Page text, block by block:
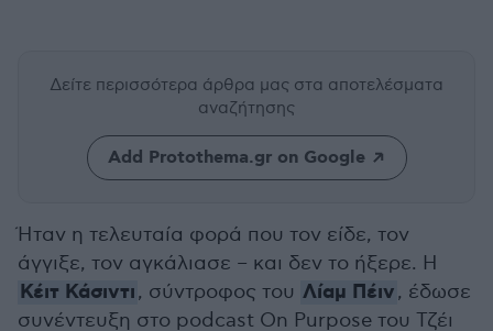
Δείτε περισσότερα άρθρα μας στα αποτελέσματα
αναζήτησης
Add Protothema.gr on Google
Ήταν η τελευταία φορά που τον είδε, τον
άγγιξε, τον αγκάλιασε – και δεν το ήξερε. Η
Κέιτ Κάσιντι, σύντροφος του Λίαμ Πέιν, έδωσε
συνέντευξη στο podcast On Purpose του Τζέι